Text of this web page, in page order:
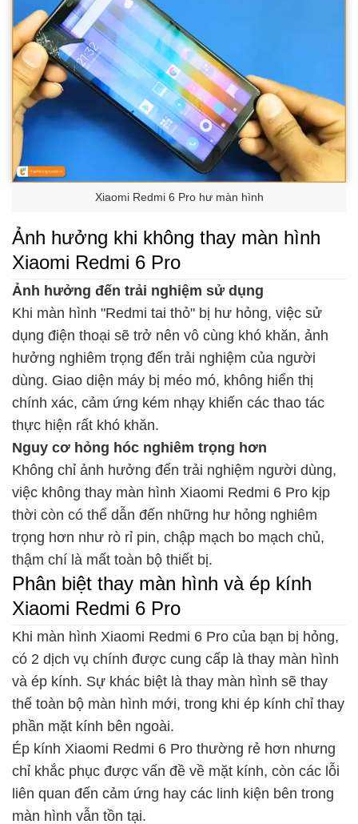
Xiaomi Redmi 6 Pro hư màn hình
Ảnh hưởng khi không thay màn hình
Xiaomi Redmi 6 Pro
Ảnh hưởng đến trải nghiệm sử dụng
Khi màn hình "Redmi tai thỏ" bị hư hỏng, việc sử
dụng điện thoại sẽ trở nên vô cùng khó khăn, ảnh
hưởng nghiêm trọng đến trải nghiệm của người
dùng. Giao diện máy bị méo mó, không hiển thị
chính xác, cảm ứng kém nhạy khiến các thao tác
thực hiện rất khó khăn.
Nguy cơ hỏng hóc nghiêm trọng hơn
Không chỉ ảnh hưởng đến trải nghiệm người dùng,
việc không thay màn hình Xiaomi Redmi 6 Pro kịp
thời còn có thể dẫn đến những hư hỏng nghiêm
trọng hơn như rò rỉ pin, chập mạch bo mạch chủ,
thậm chí là mất toàn bộ thiết bị.
Phân biệt thay màn hình và ép kính
Xiaomi Redmi 6 Pro
Khi màn hình Xiaomi Redmi 6 Pro của bạn bị hỏng,
có 2 dịch vụ chính được cung cấp là thay màn hình
và ép kính. Sự khác biệt là thay màn hình sẽ thay
thế toàn bộ màn hình mới, trong khi ép kính chỉ thay
phần mặt kính bên ngoài.
Ép kính Xiaomi Redmi 6 Pro thường rẻ hơn nhưng
chỉ khắc phục được vấn đề về mặt kính, còn các lỗi
liên quan đến cảm ứng hay các linh kiện bên trong
màn hình vẫn tồn tại.